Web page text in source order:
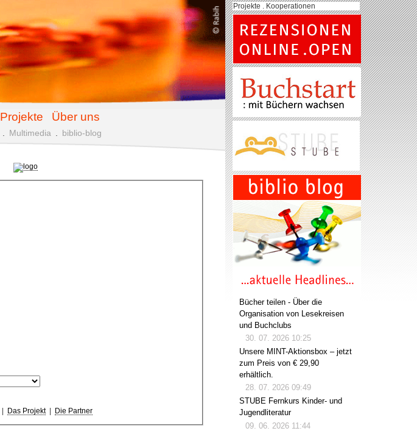
Projekte Über uns
Multimedia biblio-blog
Das Projekt| Die Partner
Projekte . Kooperationen
Bücher teilen - Über die
Organisation von Lesekreisen
und Buchclubs
30. 07. 2026 10:25
Unsere MINT-Aktionsbox – jetzt
zum Preis von € 29,90
erhältlich.
28. 07. 2026 09:49
STUBE Fernkurs Kinder- und
Jugendliteratur
09. 06. 2026 11:44